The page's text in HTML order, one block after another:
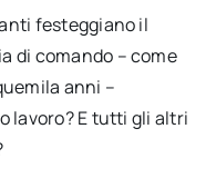
festeggiano il
di comando – come
anni –
lavoro? E tutti gli altri